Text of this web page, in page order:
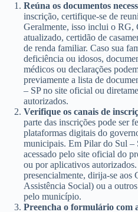
Reúna os documentos
inscrição, certifique-se de
Geralmente, isso inclui o RG,
atualizado, certidão de
de renda familiar. Caso sua
deficiência ou idosos,
médicos ou declarações
previamente a lista de
– SP no site oficial ou
autorizados.
Verifique os canais de
parte das inscrições pode ser
plataformas digitais do
municipais. Em Pilar do Sul –
acessado pelo site oficial do
ou por aplicativos
presencialmente, dirija-se
Assistência Social) ou a
pelo município.
Preencha o formulário com